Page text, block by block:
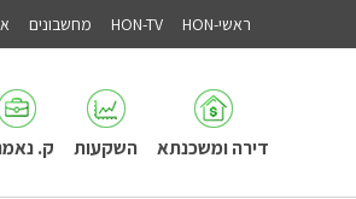
ראשי-HON HON-TV מחשבונים
דירה ומשכנתא השקעות ק.